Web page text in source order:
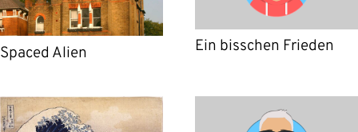
Spaced Alien Ein bisschen Frieden